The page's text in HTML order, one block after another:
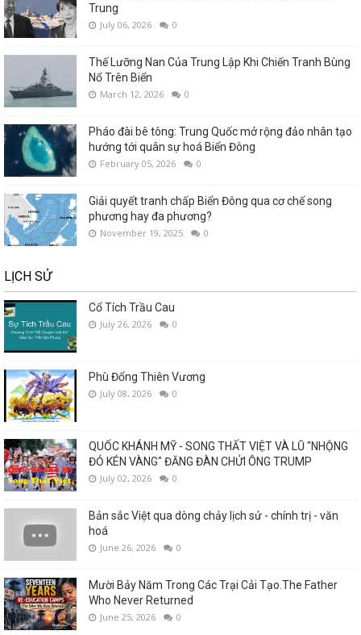
Trung
July 06, 2026 0
Thế Lưỡng Nan Của Trung Lập Khi Chiến Tranh Bùng
Nổ Trên Biển
March 12, 2026 0
Pháo đài bê tông: Trung Quốc mở rộng đảo nhân tạo
hướng tới quân sự hoá Biển Đông
February 05, 2026 0
Giải quyết tranh chấp Biển Đông qua cơ chế song
phương hay đa phương?
November 19, 2025 0
LỊCH SỬ
Cổ Tích Trầu Cau
July 26, 2026 0
Phù Đổng Thiên Vương
July 08, 2026 0
QUỐC KHÁNH MỸ - SONG THẤT VIỆT VÀ LŨ "NHỘNG
ĐỎ KÉN VÀNG" ĐĂNG ĐÀN CHỬI ÔNG TRUMP
July 02, 2026 0
Bản sắc Việt qua dòng chảy lịch sử - chính trị - văn
hoá
June 26, 2026 0
Mười Bảy Năm Trong Các Trại Cải Tạo.The Father
Who Never Returned
June 25, 2026 0